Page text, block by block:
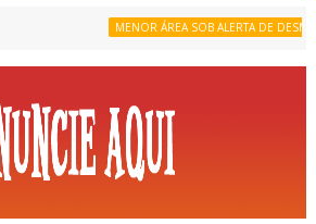
MENOR ÁREA SOB ALERTA DE